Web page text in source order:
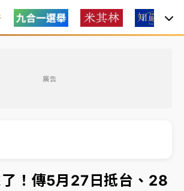
廣告
過？大摩估去槓桿完成逾半 波動率降
新北！通報109件災情 侯友宜揭這類災
！傳5月27日抵台、28